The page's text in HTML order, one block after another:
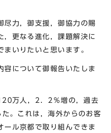
力，御支援，御協力の賜
，更なる進化，課題解決に
いりたいと思います。
について御報告いたしま
万人，2．2％増の，過去
。これは，海外からのお客
ール京都で取り組んできま